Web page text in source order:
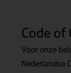
Code
Voor onze
Nederlandse